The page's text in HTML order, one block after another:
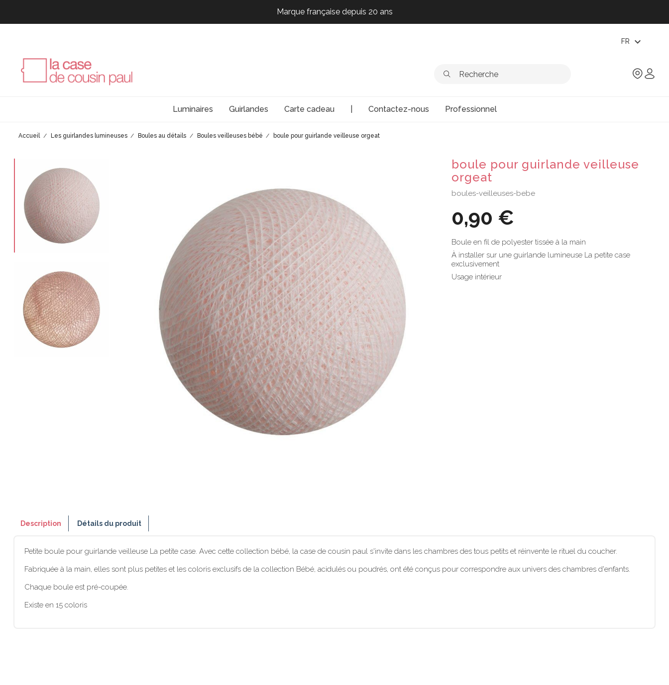
Marque française depuis 20 ans
Marque française depuis 20 ans
FR expand_more
Luminaires Guirlandes Carte cadeau Contactez-nous Professionnel
Accueil Les guirlandes lumineuses Boules au détails Boules veilleuses bébé boule pour guirlande veilleuse orgeat
boule pour guirlande veilleuse
orgeat
boules-veilleuses-bebe
0,90 €
Boule en fil de polyester tissée à la main
À installer sur une guirlande lumineuse La petite case
exclusivement
Usage intérieur
Description Détails du produit
Petite boule pour guirlande veilleuse La petite case. Avec cette collection bébé, la case de cousin paul s'invite dans les chambres des tous petits et réinvente le rituel du coucher.
Fabriquée à la main, elles sont plus petites et les coloris exclusifs de la collection Bébé, acidulés ou poudrés, ont été conçus pour correspondre aux univers des chambres d'enfants.
Chaque boule est pré-coupée.
Existe en 15 coloris